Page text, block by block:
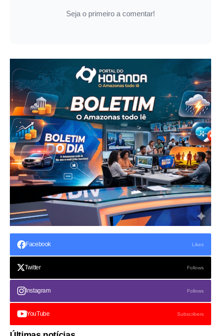
Seja o primeiro a comentar!
Facebook Likes
Twitter Follows
Instagram Follows
YouTube Subscribers